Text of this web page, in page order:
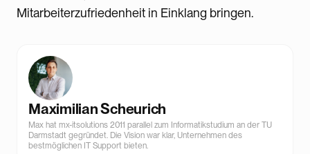
Mitarbeiterzufriedenheit in Einklang bringen.
Maximilian Scheurich
Max hat mx-itsolutions 2011 parallel zum Informatikstudium an der TU
Darmstadt gegründet. Die Vision war klar, Unternehmen des
bestmöglichen IT Support bieten.